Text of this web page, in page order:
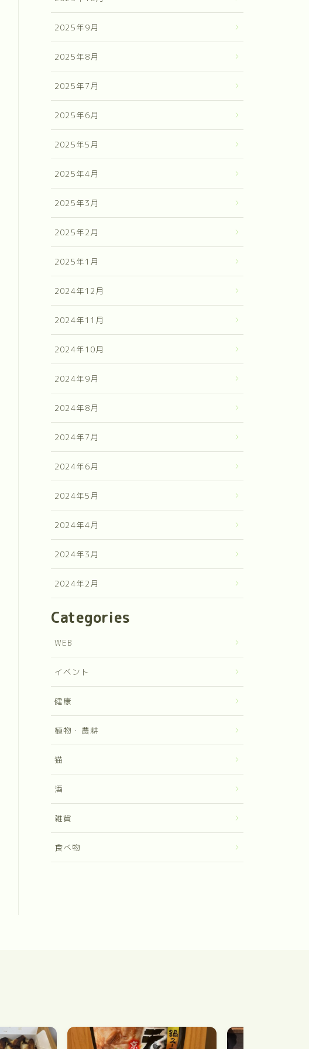
2025年9月
2025年8月
2025年7月
2025年6月
2025年5月
2025年4月
2025年3月
2025年2月
2025年1月
2024年12月
2024年11月
2024年10月
2024年9月
2024年8月
2024年7月
2024年6月
2024年5月
2024年4月
2024年3月
2024年2月
Categories
WEB
イベント
健康
植物・農耕
猫
酒
雑貨
食べ物